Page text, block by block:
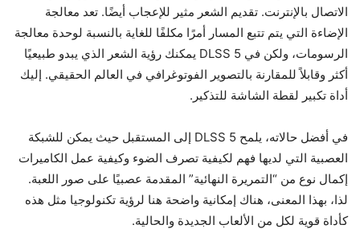
الاتصال بالإنترنت. تقديم الشعر مثير للإعجاب أيضًا. تعد معالجة
الإضاءة التي يتم تتبع المسار أمرًا مكلفًا للغاية بالنسبة لوحدة معالجة
الرسومات، ولكن في DLSS 5 يمكنك رؤية الشعر الذي يبدو طبيعيًا
أكثر وقابلاً للمقارنة بالتصوير الفوتوغرافي في العالم الحقيقي. إليك
أداة تكبير لقطة الشاشة للتذكير.
في أفضل حالاته، يلمح DLSS 5 إلى المستقبل حيث يمكن للشبكة
العصبية التي لديها فهم لكيفية تصرف الضوء وكيفية عمل الكاميرات
إكمال نوع من “التمريرة النهائية” المقدمة عصبيًا على صور اللعبة.
لذا، بهذا المعنى، هناك إمكانية واضحة هنا لرؤية تكنولوجيا مثل هذه
كأداة قوية لكل من الألعاب الجديدة والحالية.